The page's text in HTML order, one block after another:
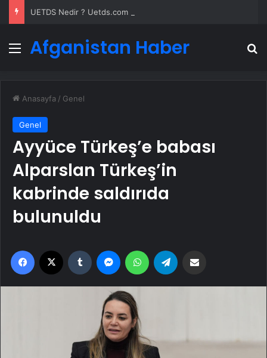
Menü
Afganistan Haber
Anasayfa / Genel
Genel
Ayyüce Türkeş’e babası
Alparslan Türkeş’in
kabrinde saldırıda
bulunuldu
Facebook Tumblr MessengerWhatsApp